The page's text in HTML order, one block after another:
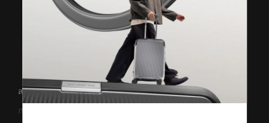
สนับสนุน/คำถามที่พบบ่อย
การขนส่งและการจัดส่ง